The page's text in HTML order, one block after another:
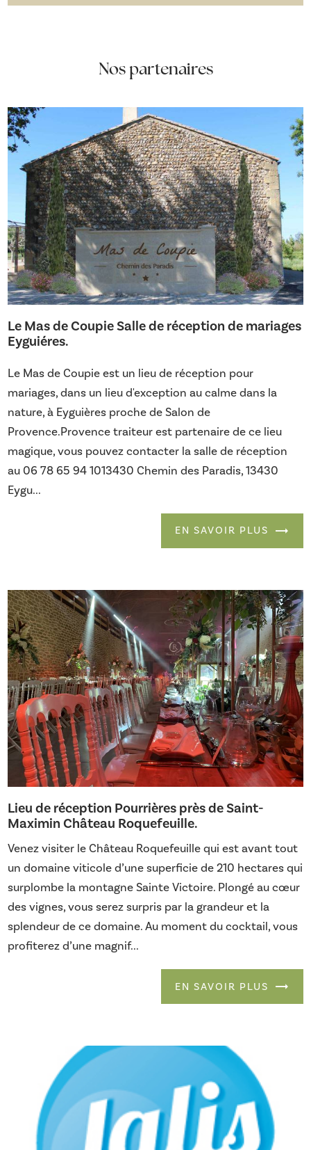
Nos partenaires
Le Mas de Coupie Salle de réception de mariages
Eyguiéres.
Le Mas de Coupie est un lieu de réception pour
mariages, dans un lieu d'exception au calme dans la
nature, à Eyguières proche de Salon de
Provence.Provence traiteur est partenaire de ce lieu
magique, vous pouvez contacter la salle de réception
au 06 78 65 94 1013430 Chemin des Paradis, 13430
Eygu...
EN SAVOIR PLUS
Lieu de réception Pourrières près de Saint-
Maximin Château Roquefeuille.
Venez visiter le Château Roquefeuille qui est avant tout
un domaine viticole d’une superficie de 210 hectares qui
surplombe la montagne Sainte Victoire. Plongé au cœur
des vignes, vous serez surpris par la grandeur et la
splendeur de ce domaine. Au moment du cocktail, vous
profiterez d’une magnif...
EN SAVOIR PLUS